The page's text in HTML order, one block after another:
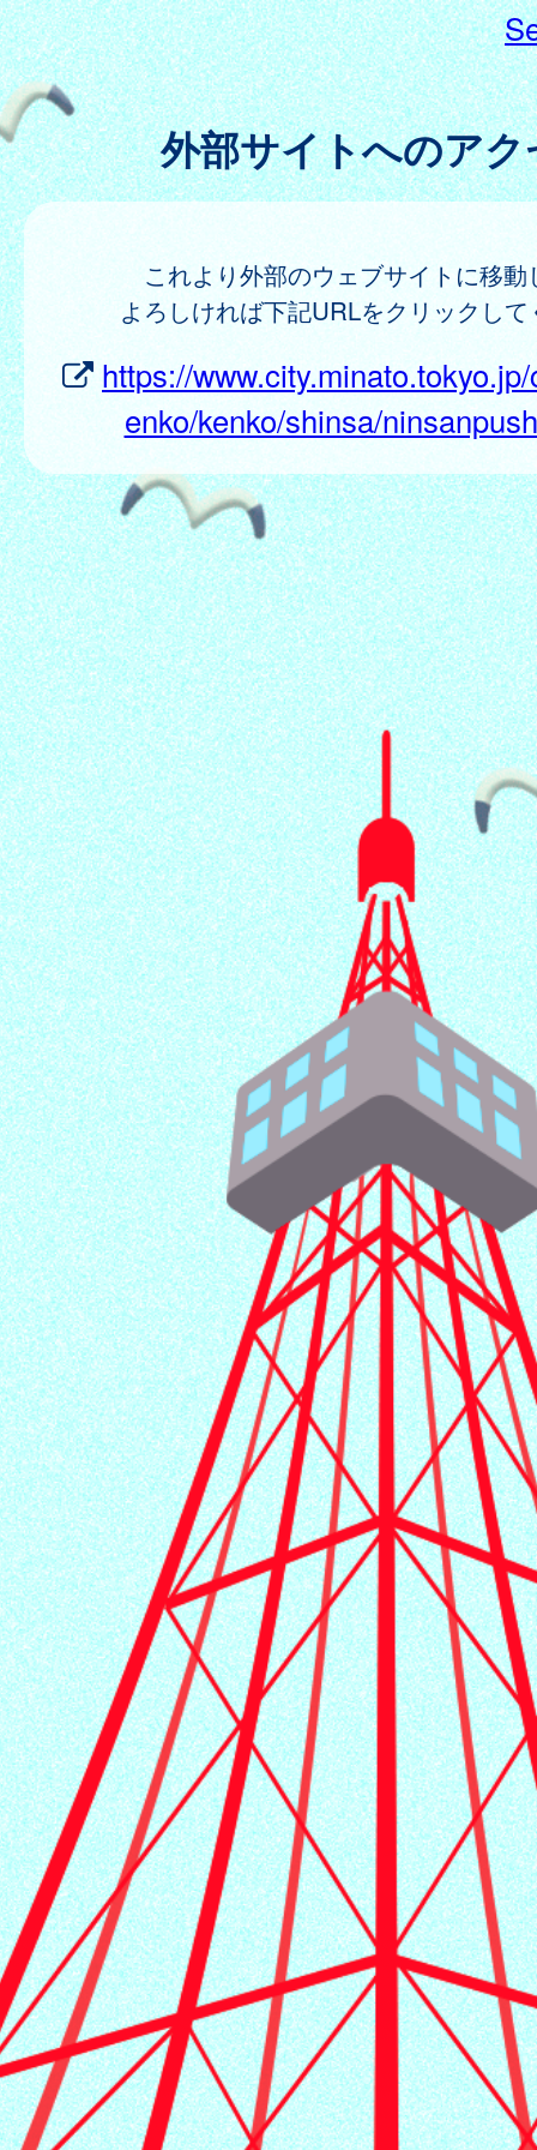
外部サイトへのア
これより外部のウェブサイトに移動
よろしければ下記URLをクリックし
https://
enko/kenko/shinsa/